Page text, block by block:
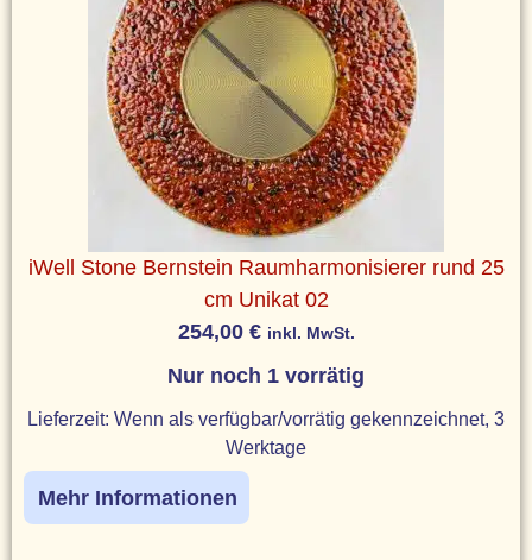
iWell Stone Bernstein Raumharmonisierer rund 25
cm Unikat 02
254,00 € inkl. MwSt.
Nur noch 1 vorrätig
Lieferzeit: Wenn als verfügbar/vorrätig gekennzeichnet, 3
Werktage
Mehr Informationen